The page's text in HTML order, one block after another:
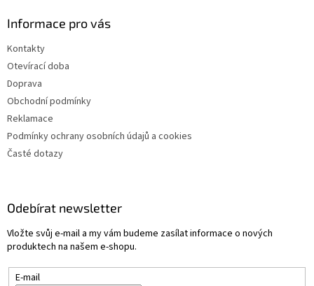
Informace pro vás
Kontakty
Otevírací doba
Doprava
Obchodní podmínky
Reklamace
Podmínky ochrany osobních údajů a cookies
Časté dotazy
Odebírat newsletter
Vložte svůj e-mail a my vám budeme zasílat informace o nových
produktech na našem e-shopu.
E-mail